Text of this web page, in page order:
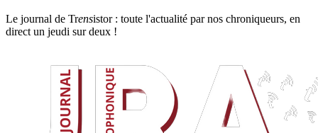
Le journal de Trensistor : toute l'actualité par nos chroniqueurs, en
direct un jeudi sur deux !